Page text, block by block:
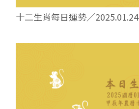
十二生肖每日運勢／2025.01.24